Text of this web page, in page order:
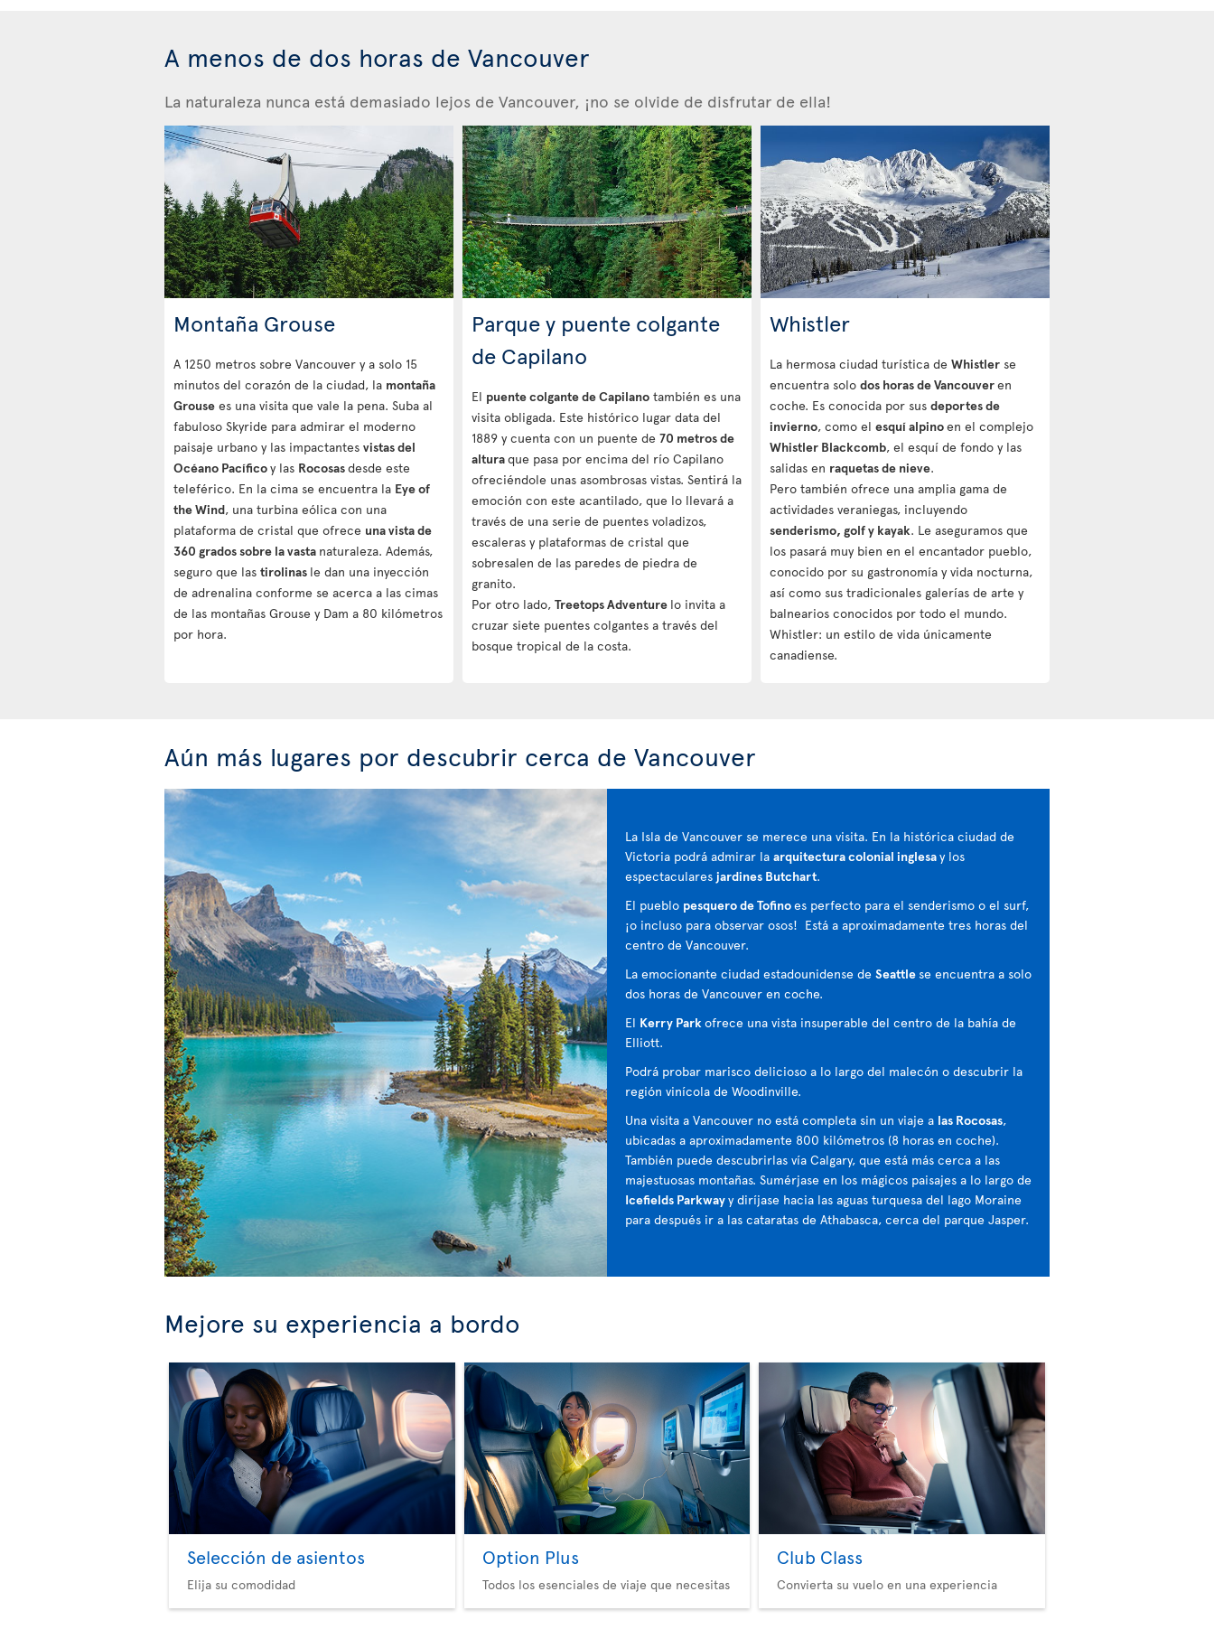
A menos de dos horas de Vancouver
La naturaleza nunca está demasiado lejos de Vancouver, ¡no se olvide de disfrutar de ella!
Montaña Grouse
A 1250 metros sobre Vancouver y a solo 15
minutos del corazón de la ciudad, la montaña
Grouse es una visita que vale la pena. Suba al
fabuloso Skyride para admirar el moderno
paisaje urbano y las impactantes vistas del
Océano Pacíficoy las Rocosasdesde este
teleférico. En la cima se encuentra la Eye of
the Wind, una turbina eólica con una
plataforma de cristal que ofrece una vista de
360 grados sobre la vasta naturaleza. Además,
seguro que las tirolinas le dan una inyección
de adrenalina conforme se acerca a las cimas
de las montañas Grouse y Dam a 80 kilómetros
por hora.
Parque y puente colgante
de Capilano
El puente colgante de Capilano también es una
visita obligada. Este histórico lugar data del
1889 y cuenta con un puente de 70 metros de
alturaque pasa por encima del río Capilano
ofreciéndole unas asombrosas vistas. Sentirá la
emoción con este acantilado, que lo llevará a
través de una serie de puentes voladizos,
escaleras y plataformas de cristal que
sobresalen de las paredes de piedra de
granito.
Por otro lado, Treetops Adventure lo invita a
cruzar siete puentes colgantes a través del
bosque tropical de la costa.
Whistler
La hermosa ciudad turística de Whistler se
encuentra solo dos horas de Vancouveren
coche. Es conocida por sus deportes de
invierno, como el esquí alpinoen el complejo
Whistler Blackcomb, el esquí de fondo y las
salidas en raquetas de nieve.
Pero también ofrece una amplia gama de
actividades veraniegas, incluyendo
senderismo, golf y kayak. Le aseguramos que
los pasará muy bien en el encantador pueblo,
conocido por su gastronomía y vida nocturna,
así como sus tradicionales galerías de arte y
balnearios conocidos por todo el mundo.
Whistler: un estilo de vida únicamente
canadiense.
Aún más lugares por descubrir cerca de Vancouver
La Isla de Vancouver se merece una visita. En la histórica ciudad de
Victoria podrá admirar la arquitectura colonial inglesay los
espectaculares jardines Butchart.
El pueblo pesquero de Tofinoes perfecto para el senderismo o el surf,
¡o incluso para observar osos! Está a aproximadamente tres horas del
centro de Vancouver.
La emocionante ciudad estadounidense de Seattlese encuentra a solo
dos horas de Vancouver en coche.
El Kerry Parkofrece una vista insuperable del centro de la bahía de
Elliott.
Podrá probar marisco delicioso a lo largo del malecón o descubrir la
región vinícola de Woodinville.
Una visita a Vancouver no está completa sin un viaje a las Rocosas,
ubicadas a aproximadamente 800 kilómetros (8 horas en coche).
También puede descubrirlas vía Calgary, que está más cerca a las
majestuosas montañas. Sumérjase en los mágicos paisajes a lo largo de
Icefields Parkwayy diríjase hacia las aguas turquesa del lago Moraine
para después ir a las cataratas de Athabasca, cerca del parque Jasper.
Mejore su experiencia a bordo
Selección de asientos
Elija su comodidad
Option Plus
Todos los esenciales de viaje que necesitas
Club Class
Convierta su vuelo en una experiencia